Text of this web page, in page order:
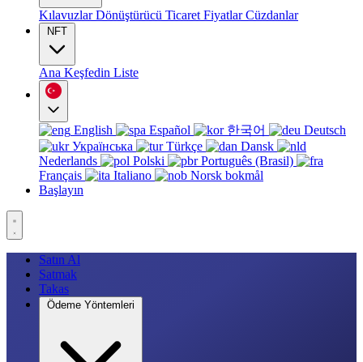
KılavuzlarDönüştürücü Ticaret FiyatlarCüzdanlar
NFT
Ana Keşfedin Liste
English Español 한국어
Deutsch
Українська
Türkçe
Dansk
Nederlands
Polski
Português (Brasil)
Français
Italiano
Norsk bokmål
Başlayın
Satın Al
Satmak
Takas
Ödeme Yöntemleri